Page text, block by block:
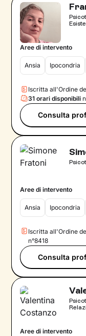
Aree di intervento
Ansia Ipocondria
Iscritta all'Ordine
31 orari disponibili
Consulta
Aree di intervento
Ansia Ipocondria
Iscritta all'Ordine
n°8418
Consulta
Aree di intervento